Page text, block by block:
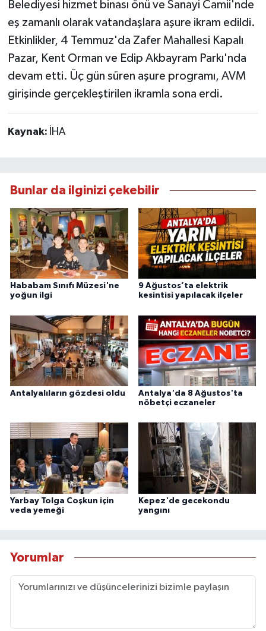
Belediyesi hizmet binası önü ve Sanayi Camii'nde
eş zamanlı olarak vatandaşlara aşure ikram edildi.
Etkinlikler, 4 Temmuz'da Zafer Mahallesi Kapalı
Pazar, Kent Orman ve Edip Akbayram Parkı'nda
devam etti. Üç gün süren aşure programı, AVM
girişinde gerçekleştirilen ikramla sona erdi.
Kaynak: İHA
Bunlar da ilginizi çekebilir
Hababam Sınıfı Müzesi'ne
yoğun ilgi
9 Ağustos’ta elektrik
kesintisi yapılacak ilçeler
Antalyalıların gözdesi oldu
Antalya'da 8 Ağustos'ta
nöbetçi eczaneler
Yarbay Tolga Coşkun için
veda yemeği
Kepez'de gecekondu
yangını
Yorumlar